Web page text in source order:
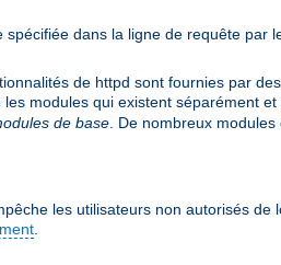
dans la ligne de requête par
de httpd sont fournies par
les modules qui existent séparément
de base . De nombreux
les utilisateurs non autorisés